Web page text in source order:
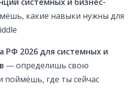
какие навыки нужны для
РФ 2026 для системных и
— определишь свою
поймёшь, где ты сейчас